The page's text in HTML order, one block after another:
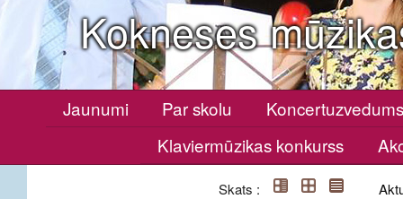
Kokneses
Jaunumi Par skolu
Klaviermūzikas konkurss
Skats :